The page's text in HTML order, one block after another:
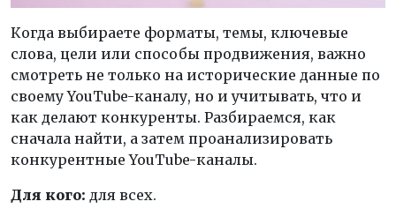
Когда выбираете форматы, темы, ключевые
слова, цели или способы продвижения, важно
смотреть не только на исторические данные по
своему YouTube-каналу, но и учитывать, что и
как делают конкуренты. Разбираемся, как
сначала найти, а затем проанализировать
конкурентные YouTube-каналы.
Для кого: для всех.